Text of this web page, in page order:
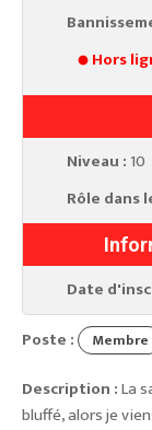
Hors
Niveau : 10
Rôle dans
Date
Poste :
Membre
Description :La
bluffé, alors je